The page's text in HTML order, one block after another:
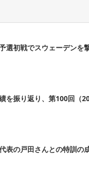
選初戦でスウェーデンを
を振り返り、第100回（
表の戸田さんとの特訓の